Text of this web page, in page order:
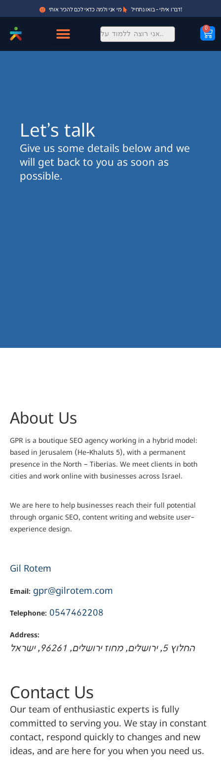
מי אני ולמה כדאי לכם להכיר אותי דברו איתי - בואו נתחיל!
0
Let's talk
Give us some details below and we
will get back to you as soon as
possible.
Contact Us
Our team of enthusiastic experts is fully
committed to serving you. We stay in constant
contact, respond quickly to changes and new
ideas, and are here for you when you need us.
About Us
GPR is a boutique SEO agency working in a hybrid model:
based in Jerusalem (He-Khaluts 5), with a permanent
presence in the North – Tiberias. We meet clients in both
cities and work online with businesses across Israel.
We are here to help businesses reach their full potential
through organic SEO, content writing and website user-
experience design.
Gil Rotem
Email: gpr@gilrotem.com
Telephone: 0547462208
Address:
החלוץ 5 ,ירושלים,מחוז ירושלים,
96261
,ישראל